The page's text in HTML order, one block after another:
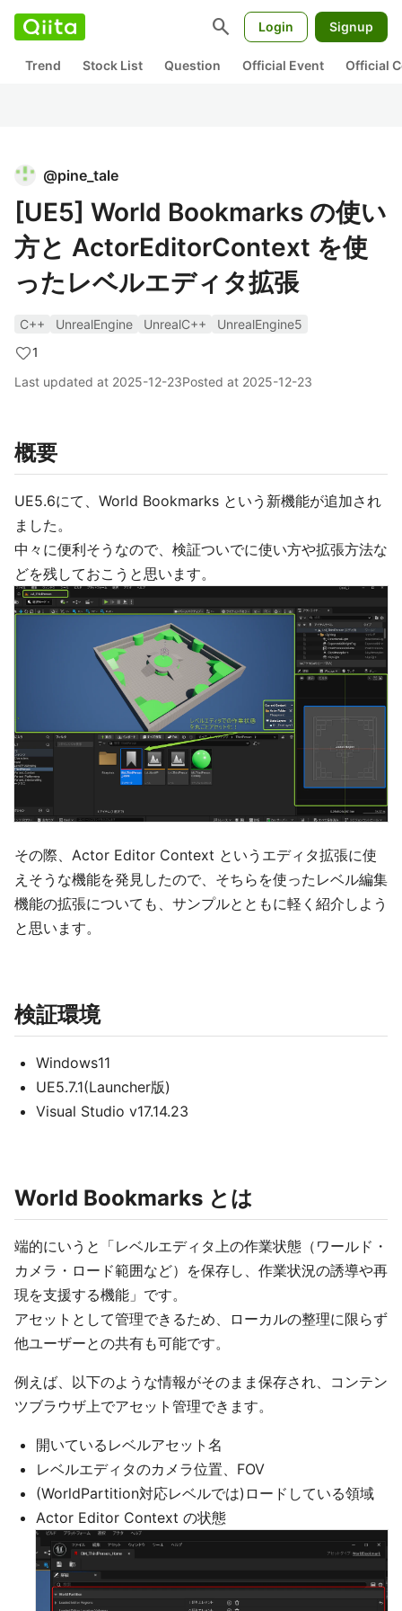
search Login Signup
Trend Stock List Question Official Event Official
@pine_tale
[UE5] World Bookmarks の使い
方と ActorEditorContext を使
ったレベルエディタ拡張
C++ UnrealEngine UnrealC++
UnrealEngine5
1
Last updated at 2025-12-23Posted at 2025-12-23
概要
UE5.6にて、World Bookmarks という新機能が追加され
ました。
中々に便利そうなので、検証ついでに使い方や拡張方法な
どを残しておこうと思います。
その際、Actor Editor Context というエディタ拡張に使
えそうな機能を発見したので、そちらを使ったレベル編集
機能の拡張についても、サンプルとともに軽く紹介しよう
と思います。
検証環境
Windows11
UE5.7.1(Launcher版)
Visual Studio v17.14.23
World Bookmarks とは
端的にいうと「レベルエディタ上の作業状態（ワールド・
カメラ・ロード範囲など）を保存し、作業状況の誘導や再
現を支援する機能」です。
アセットとして管理できるため、ローカルの整理に限らず
他ユーザーとの共有も可能です。
例えば、以下のような情報がそのまま保存され、コンテン
ツブラウザ上でアセット管理できます。
開いているレベルアセット名
レベルエディタのカメラ位置、FOV
(WorldPartition対応レベルでは)ロードしている領域
Actor Editor Context の状態